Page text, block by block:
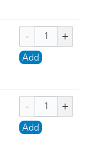
Add
Add